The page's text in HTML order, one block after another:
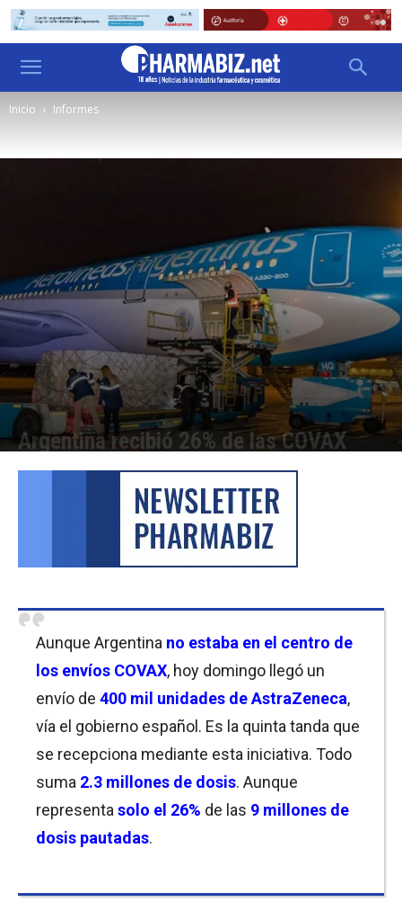
Inicio Informes
Argentina recibió 26% de las COVAX
Por Cristina Kroll - 22/08/2021 19:00
Aunque Argentina no estaba en el centro de
los envíos COVAX, hoy domingo llegó un
envío de 400 mil unidades de AstraZeneca,
vía el gobierno español. Es la quinta tanda que
se recepciona mediante esta iniciativa. Todo
suma 2.3 millones de dosis. Aunque
representa solo el 26% de las 9 millones de
dosis pautadas.